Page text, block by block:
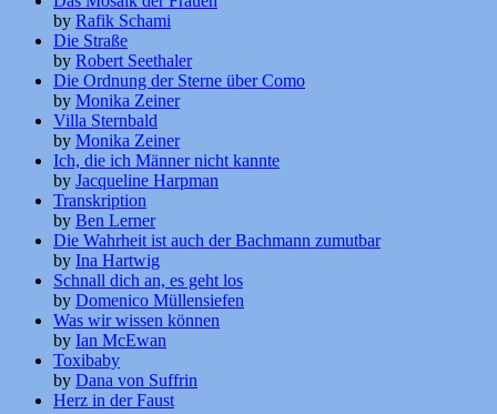
by Rafik Schami
Die Straße
by Robert Seethaler
Die Ordnung der Sterne über Como
by Monika Zeiner
Villa Sternbald
by Monika Zeiner
Ich, die ich Männer nicht kannte
by Jacqueline Harpman
Transkription
by Ben Lerner
Die Wahrheit ist auch der Bachmann zumutbar
by Ina Hartwig
Schnall dich an, es geht los
by Domenico Müllensiefen
Was wir wissen können
by Ian McEwan
Toxibaby
by Dana von Suffrin
Herz in der Faust